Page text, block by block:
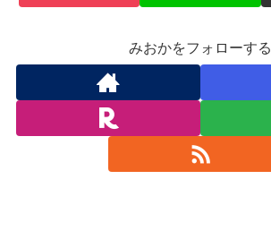
みおかをフォローする